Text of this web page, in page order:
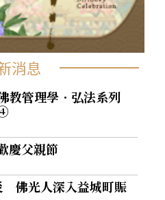
消息
教管理學．弘法系列
慶父親節
佛光人深入益城町賑